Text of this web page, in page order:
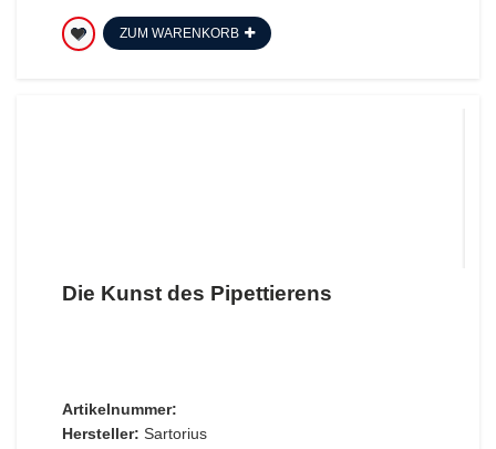
ZUM WARENKORB
Die Kunst des Pipettierens
Artikelnummer:
Hersteller: Sartorius